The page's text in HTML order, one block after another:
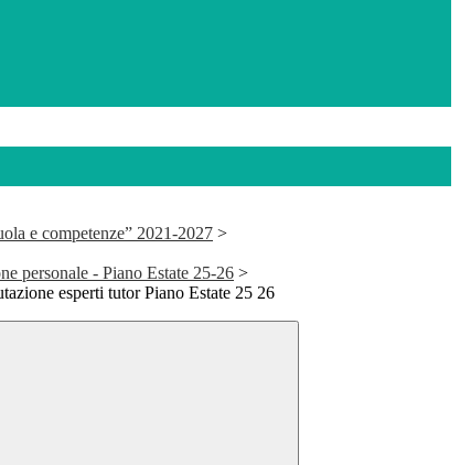
e competenze” 2021-2027 >
personale - Piano Estate 25-26 >
esperti tutor Piano Estate 25 26